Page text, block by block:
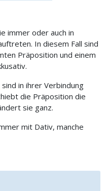
immer oder auch in
In diesem Fall sind
Präposition und einem
sind in ihrer Verbindung
die Präposition die
sie ganz.
mit Dativ, manche